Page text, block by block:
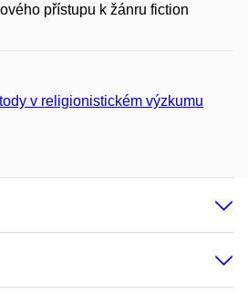
přístupu k žánru fiction
v religionistickém výzkumu